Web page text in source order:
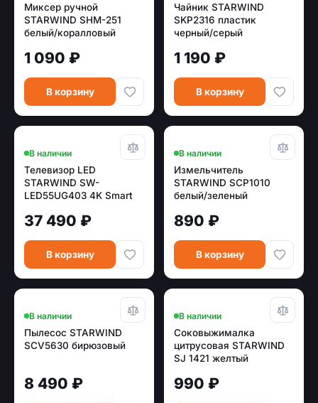
Миксер ручной
STARWIND SHM-251
белый/коралловый
1 090 ₽
В корзину
Чайник STARWIND
SKP2316 пластик
черный/серый
1 190 ₽
В корзину
В наличии
Телевизор LED
STARWIND SW-
LED55UG403 4K Smart
37 490 ₽
В корзину
В наличии
Измельчитель
STARWIND SCP1010
белый/зеленый
890 ₽
В корзину
В наличии
Пылесос STARWIND
SCV5630 бирюзовый
8 490 ₽
В наличии
Соковыжималка
цитрусовая STARWIND
SJ 1421 желтый
990 ₽